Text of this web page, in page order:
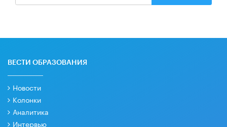
ВЕСТИ ОБРАЗОВАНИЯ
Новости
Колонки
Аналитика
Интервью